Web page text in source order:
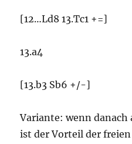
[12…Ld8 13.Tc1 +=]
13.a4
[13.b3 Sb6 +/-]
Variante: wenn danach
ist der Vorteil der